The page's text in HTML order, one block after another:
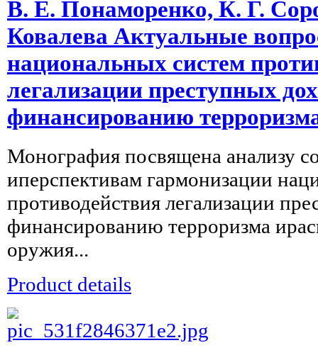
В. Е. Понаморенко, К. Г.
Ковалева Актуальные
национальных систем
легализации преступных
финансированию
Монография посвящена анализу
иперспективам гармонизации
противодействия легализации
финансированию терроризма
оружия...
Product details